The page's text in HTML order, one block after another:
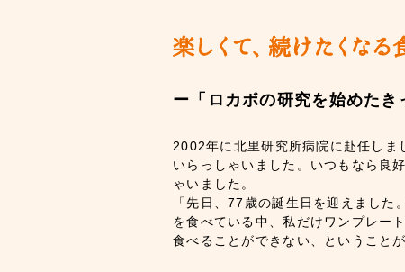
ー「ロカボの研究を始めたき
2002年に北里研究所病院に赴任しま
いらっしゃいました。いつもなら良
ゃいました。
「先日、77歳の誕生日を迎えまし
を食べている中、私だけワンプレー
食べることができない、ということ